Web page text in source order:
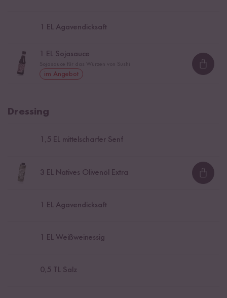
1 EL Agavendicksaft
EL Sojasauce
im Angebot
Dressing
1,5 EL mittelscharfer Senf
3 EL Natives Olivenöl Extra
1 EL Agavendicksaft
1 EL Weißweinessig
0,5 TL Salz